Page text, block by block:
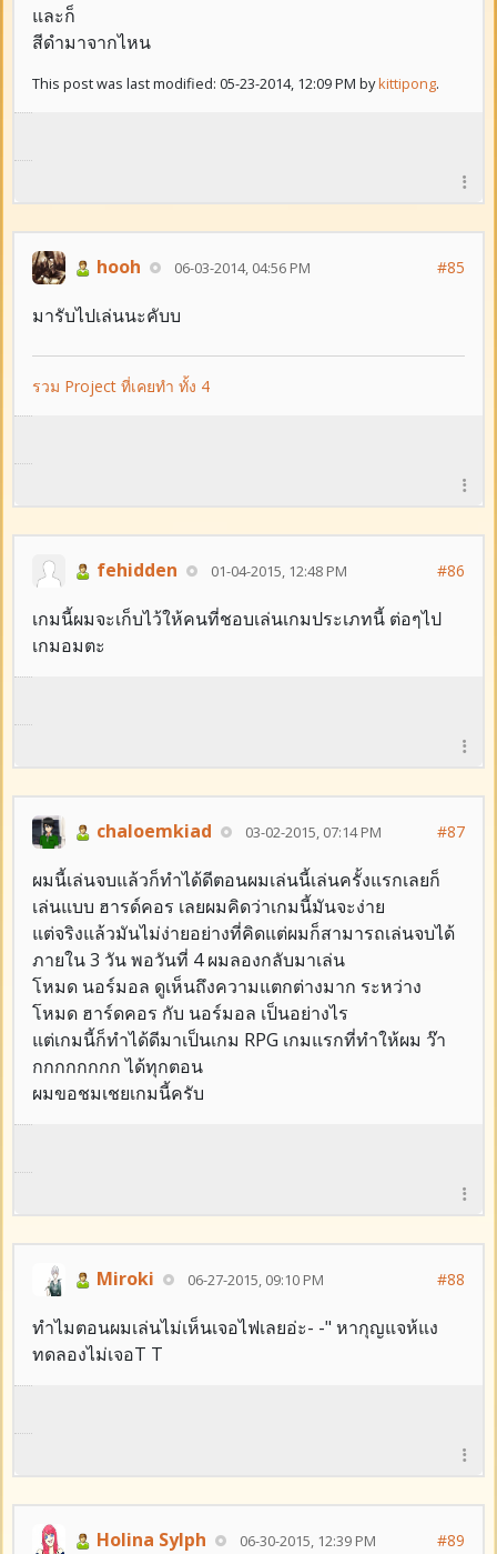
และก็
สีดำมาจากไหน
This post was last modified: 05-23-2014, 12:09 PM bykittipong.
hooh 06-03-2014, 04:56 PM #85
มารับไปเล่นนะคับบ
รวม Project ที่เคยทำ ทั้ง 4
fehidden 01-04-2015, 12:48 PM #86
เกมนี้ผมจะเก็บไว้ให้คนที่ชอบเล่นเกมประเภทนี้ ต่อๆไป
เกมอมตะ
chaloemkiad 03-02-2015, 07:14 PM #87
ผมนี้เล่นจบแล้วก็ทำได้ดีตอนผมเล่นนี้เล่นครั้งแรกเลยก็
เล่นแบบ ฮารด์คอร เลยผมคิดว่าเกมนี้มันจะง่าย
แต่จริงแล้วมันไม่ง่ายอย่างที่คิดแต่ผมก็สามารถเล่นจบได้
ภายใน 3 วัน พอวันที่ 4 ผมลองกลับมาเล่น
โหมด นอร์มอล ดูเห็นถึงความแตกต่างมาก ระหว่าง
โหมด ฮาร์ดคอร กับ นอร์มอล เป็นอย่างไร
แต่เกมนี้ก็ทำได้ดีมาเป็นเกม RPG เกมแรกที่ทำให้ผม ว๊า
กกกกกกกก ได้ทุกตอน
ผมขอชมเชยเกมนี้ครับ
Miroki 06-27-2015, 09:10 PM #88
ทำไมตอนผมเล่นไม่เห็นเจอไฟเลยอ่ะ- -" หากุญแจห้แง
ทดลองไม่เจอT T
Holina Sylph 06-30-2015, 12:39 PM #89